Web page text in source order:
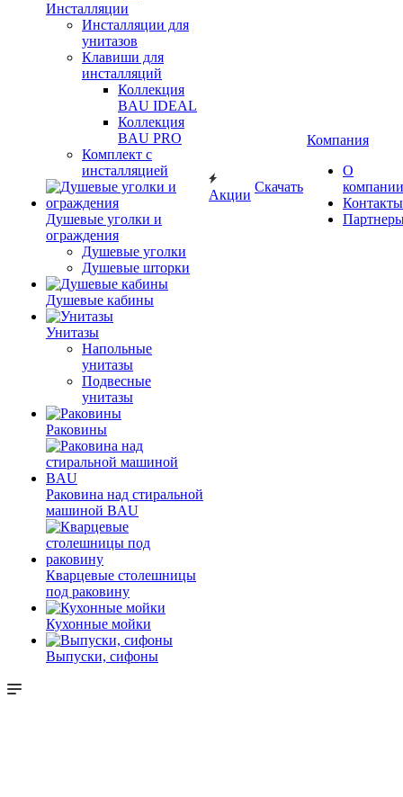
Инсталляции
Инсталляции для
унитазов
Клавиши для
инсталляций
Коллекция
BAU IDEAL
Коллекция
BAU PRO
Комплект с
инсталляцией
Душевые уголки и
ограждения
Душевые уголки
Душевые шторки
Душевые кабины
Унитазы
Напольные
унитазы
Подвесные
унитазы
Раковины
Раковина над стиральной
машиной BAU
Кварцевые столешницы
под раковину
Кухонные мойки
Выпуски, сифоны
Акции
Скачать
Компания
О
компании
Контакты